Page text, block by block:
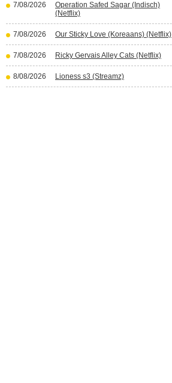
7/08/2026
Operation Safed Sagar (Indisch)
(Netflix)
7/08/2026 Our Sticky Love (Koreaans) (Netflix)
7/08/2026 Ricky Gervais Alley Cats (Netflix)
8/08/2026 Lioness s3 (Streamz)